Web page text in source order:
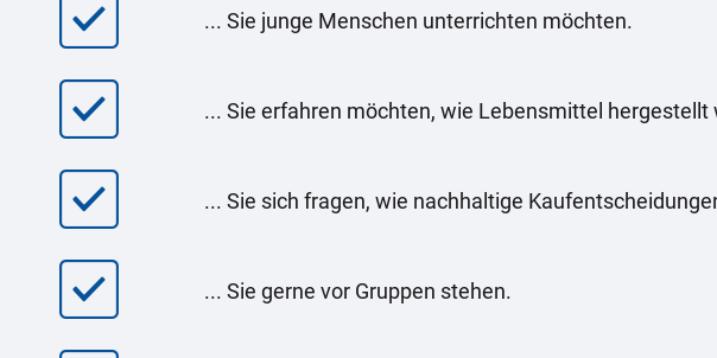
... Sie junge Menschen unterrichten möchten.
... Sie erfahren möchten, wie Lebensmittel
... Sie sich fragen, wie nachhaltige
... Sie gerne vor Gruppen stehen.